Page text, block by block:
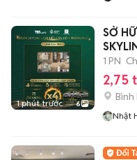
1 phút trước 6
SỞ
1 PN
2,75
Nhật